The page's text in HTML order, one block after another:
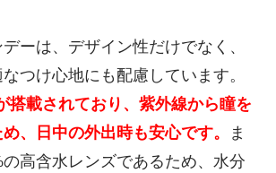
ーは、デザイン性だけでなく、
つけ心地にも配慮しています。
搭載されており、紫外線から瞳を
、日中の外出時も安心です。
ま
高含水レンズであるため、水分